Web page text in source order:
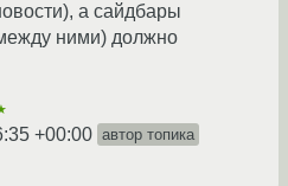
а сайдбары
ними) должно
+00:00 автор топика